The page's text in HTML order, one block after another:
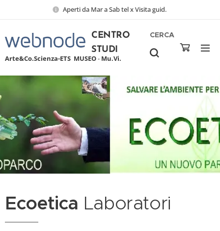
Aperti da Mar a Sab tel x Visita guid.
CENTRO
STUDI
Arte&Co.Scienza-ETS MUSEO- Mu.Vi.
CERCA
Ecoetica Laboratori